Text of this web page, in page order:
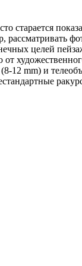
старается
целей
12 mm) и